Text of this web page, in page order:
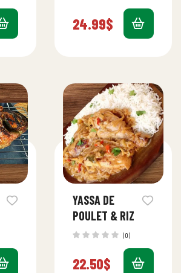
24.99$
YASSA DE
POULET & RIZ
(0)
22.50$